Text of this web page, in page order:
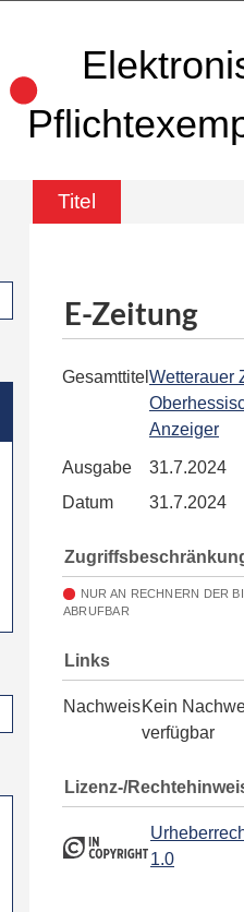
Titel
E-Zeitung
Gesamttitel Wetterauer
Anzeiger
Ausgabe
31.7.2024
Datum
31.7.2024
NUR AN RECHNERN DER
ABRUFBAR
Links
NachweisKein
verfügbar
Lizenz-/
1.0